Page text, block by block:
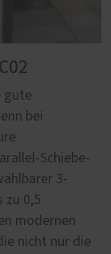
gute
bei
Schiebe-
3-
zu 0,5
modernen
nicht nur die